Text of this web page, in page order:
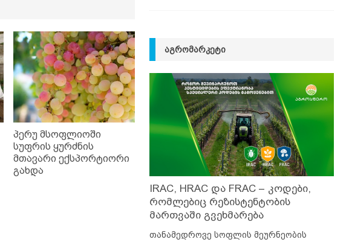
პერუ მსოფლიოში
სუფრის ყურძნის
მთავარი ექსპორტიორი
გახდა
ᲐᲒᲠᲝᲛᲐᲠᲙᲔᲢᲘ
IRAC, HRAC და FRAC – კოდები,
რომლებიც რეზისტენტობის
მართვაში გვეხმარება
თანამედროვე სოფლის მეურნეობის